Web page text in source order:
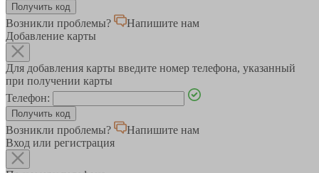
Возникли проблемы?
Напишите нам
Добавление карты
Для добавления карты введите номер телефона, указанный
при получении карты
Телефон:
Возникли проблемы?
Напишите нам
Вход или регистрация